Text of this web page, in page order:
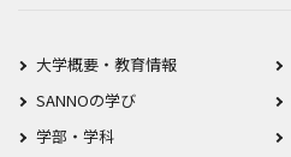
大学概要・教育情報
SANNOの学び
学部・学科